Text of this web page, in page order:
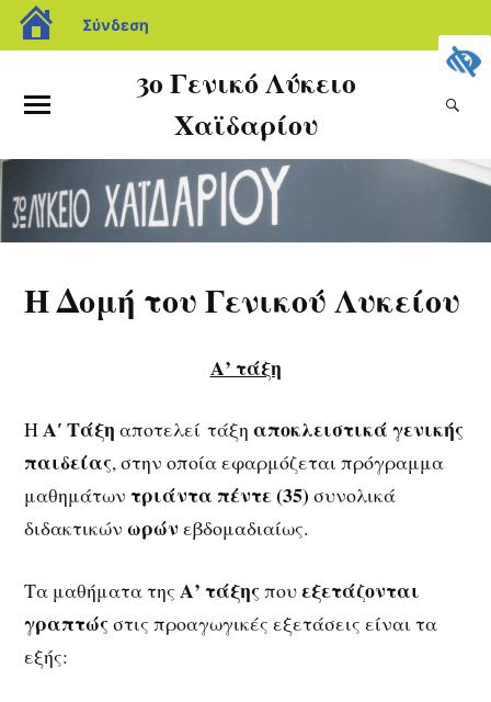
Σύνδεση
3ο Γενικό Λύκειο
Χαϊδαρίου
Η Δομή του Γενικού Λυκείου
Α’ τάξη
ΗΑ′ Τάξηαποτελεί τάξηαποκλειστικά γενικής
παιδείας, στην οποία εφαρμόζεται πρόγραμμα
μαθημάτωντριάντα πέντε (35) συνολικά
διδακτικώνωρών εβδομαδιαίως.
Τα μαθήματα της Α’ τάξηςπουεξετάζονται
γραπτώς στις προαγωγικές εξετάσεις είναι τα
εξής: